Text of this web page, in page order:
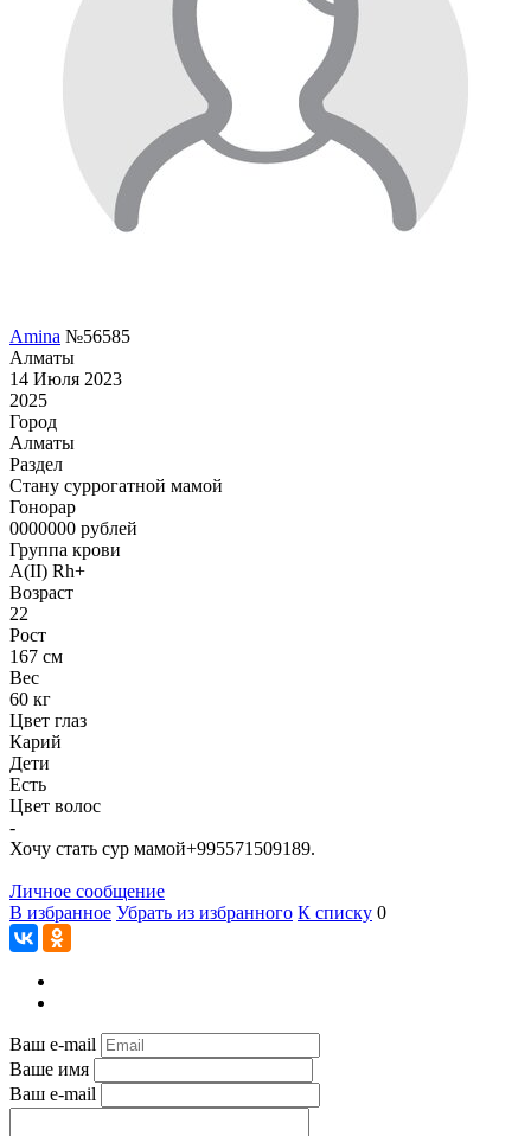
Amina №56585
Алматы
14 Июля 2023
2025
Город
Алматы
Раздел
Cтану суррогатной мамой
Гонoрар
0000000 рублей
Группа крови
A(II) Rh+
Возраст
22
Рост
167 см
Вес
60 кг
Цвет глаз
Карий
Дети
Есть
Цвет волос
-
Хочу стать сур мамой+995571509189.
Личное сообщение
В избранное Убрать из избранного К списку 0
Ваш e-mail
Ваше имя
Ваш e-mail